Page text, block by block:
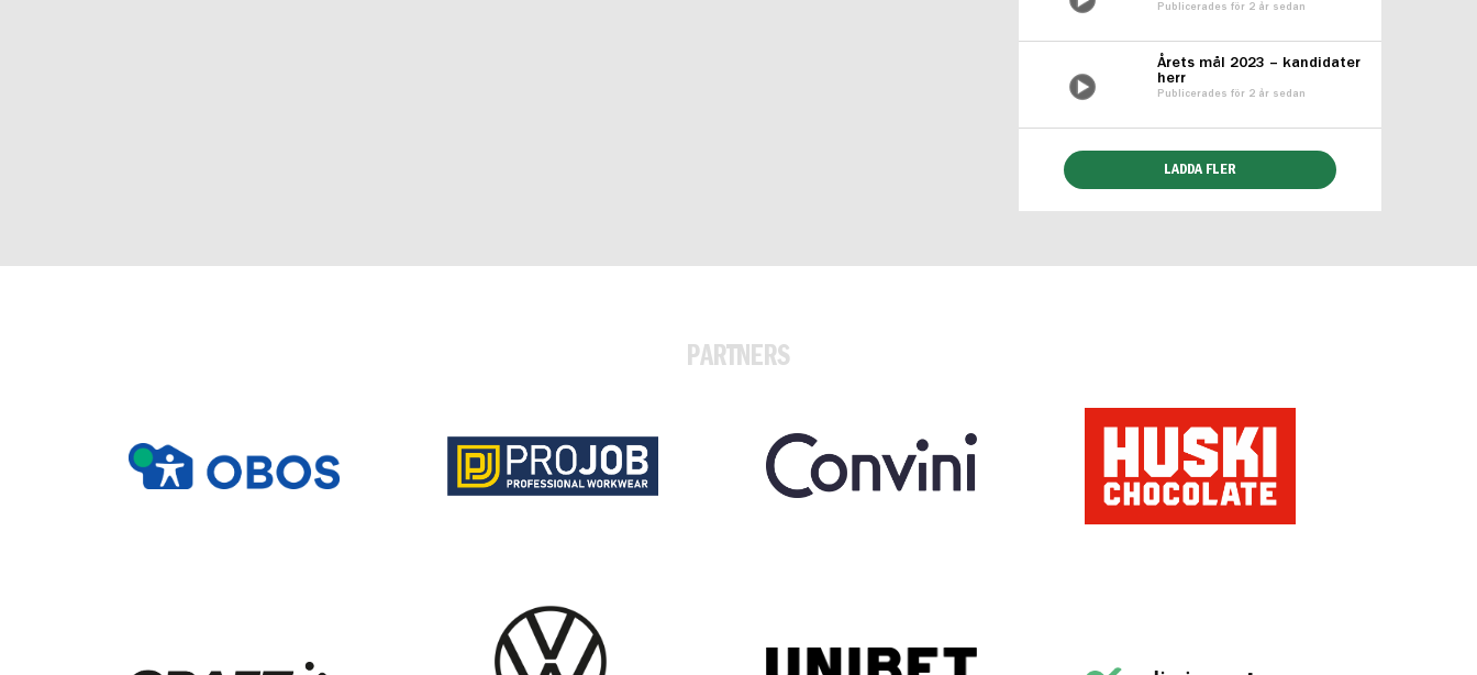
Publicerades för 2 år sedan
Årets mål 2023 – kandidater
herr
Publicerades för 2 år sedan
LADDA FLER
PARTNERS